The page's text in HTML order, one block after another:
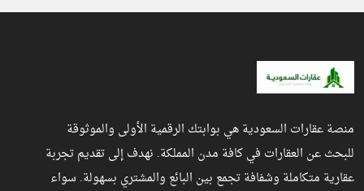
منصة عقارات السعودية هي بوابتك الرقمية الأولى والموثوقة
للبحث عن العقارات في كافة مدن المملكة. نهدف إلى تقديم تجربة
عقارية متكاملة وشفافة تجمع بين البائع والمشتري بسهولة. سواء